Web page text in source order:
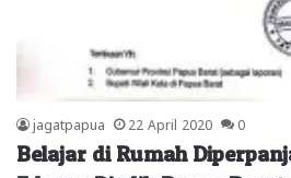
jagatpapua 22 April 2020 0
Belajar di Rumah